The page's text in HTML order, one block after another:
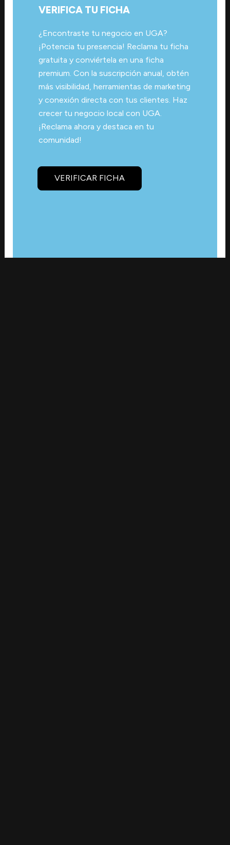
VERIFICA TU FICHA
¿Encontraste tu negocio en UGA?
¡Potencia tu presencia! Reclama tu ficha
gratuita y conviértela en una ficha
premium. Con la suscripción anual, obtén
más visibilidad, herramientas de marketing
y conexión directa con tus clientes. Haz
crecer tu negocio local con UGA.
¡Reclama ahora y destaca en tu
comunidad!
VERIFICAR FICHA